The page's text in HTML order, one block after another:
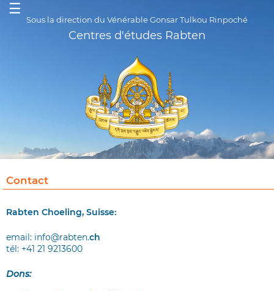
Sous la direction du Vénérable Gonsar Tulkou Rinpoché
Centres d'études Rabten
☰
Contact
Rabten Choeling, Suisse:
email: info@rabten.ch
tél: +41 21 9213600
Dons: